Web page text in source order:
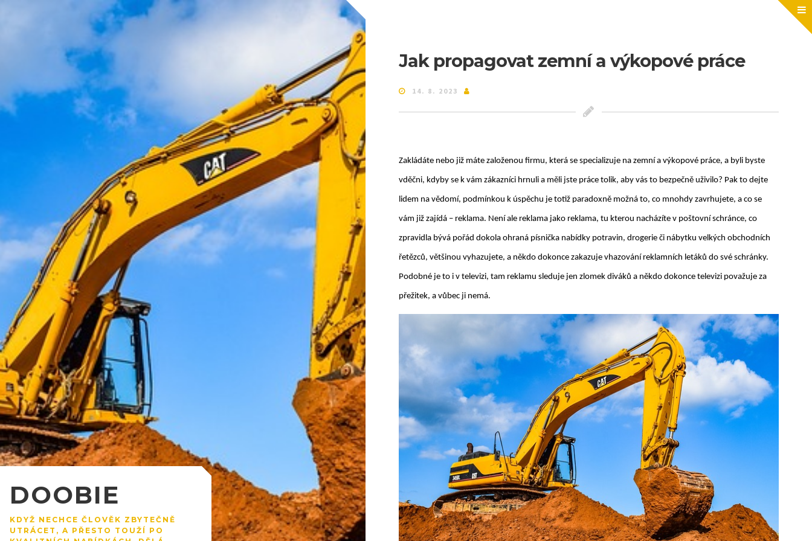
DOOBIE
KDYŽ NECHCE ČLOVĚK ZBYTEČNĚ
UTRÁCET, A PŘESTO TOUŽÍ PO
Jak propagovat zemní a výkopové práce
14. 8. 2023
Zakládáte nebo již máte založenou firmu, která se specializuje na zemní a výkopové práce, a byli byste
vděčni, kdyby se k vám zákazníci hrnuli a měli jste práce tolik, aby vás to bezpečně uživilo? Pak to dejte
lidem na vědomí, podmínkou k úspěchu je totiž paradoxně možná to, co mnohdy zavrhujete, a co se
vám již zajídá – reklama. Není ale reklama jako reklama, tu kterou nacházíte v poštovní schránce, co
zpravidla bývá pořád dokola ohraná písnička nabídky potravin, drogerie či nábytku velkých obchodních
řetězců, většinou vyhazujete, a někdo dokonce zakazuje vhazování reklamních letáků do své schránky.
Podobné je to i v televizi, tam reklamu sleduje jen zlomek diváků a někdo dokonce televizi považuje za
přežitek, a vůbec ji nemá.